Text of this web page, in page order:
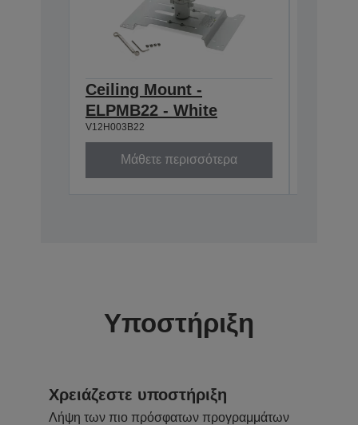
Ceiling Mount -
ELPMB22 - White
V12H003B22
Μάθετε περισσότερα
Υποστήριξη
Χρειάζεστε υποστήριξη
Λήψη των πιο πρόσφατων προγραμμάτων